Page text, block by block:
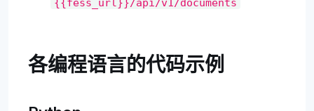
{{fess_url}}/api/v1/documents
各编程语言的代码示例